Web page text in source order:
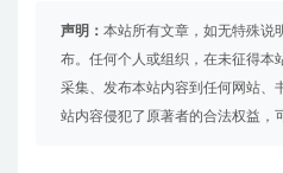
声明： 本站所有文章，如无特殊说
布。任何个人或组织，在未征得本
采集、发布本站内容到任何网站、
站内容侵犯了原著者的合法权益，